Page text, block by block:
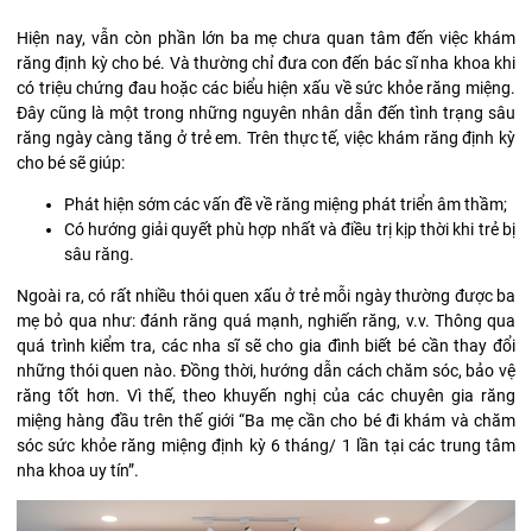
Hiện nay, vẫn còn phần lớn ba mẹ chưa quan tâm đến việc khám
răng định kỳ cho bé. Và thường chỉ đưa con đến bác sĩ nha khoa khi
có triệu chứng đau hoặc các biểu hiện xấu về sức khỏe răng miệng.
Đây cũng là một trong những nguyên nhân dẫn đến tình trạng sâu
răng ngày càng tăng ở trẻ em. Trên thực tế, việc khám răng định kỳ
cho bé sẽ giúp:
Phát hiện sớm các vấn đề về răng miệng phát triển âm thầm;
Có hướng giải quyết phù hợp nhất và điều trị kịp thời khi trẻ bị
sâu răng.
Ngoài ra, có rất nhiều thói quen xấu ở trẻ mỗi ngày thường được ba
mẹ bỏ qua như: đánh răng quá mạnh, nghiến răng, v.v. Thông qua
quá trình kiểm tra, các nha sĩ sẽ cho gia đình biết bé cần thay đổi
những thói quen nào. Đồng thời, hướng dẫn cách chăm sóc, bảo vệ
răng tốt hơn. Vì thế, theo khuyến nghị của các chuyên gia răng
miệng hàng đầu trên thế giới “Ba mẹ cần cho bé đi khám và chăm
sóc sức khỏe răng miệng định kỳ 6 tháng/ 1 lần tại các trung tâm
nha khoa uy tín”.